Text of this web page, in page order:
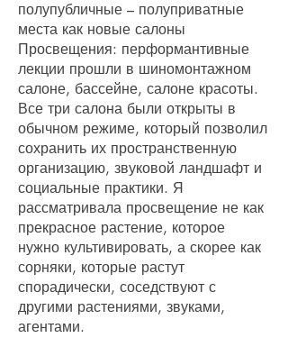
полупубличные – полуприватные
места как новые салоны
Просвещения: перформантивные
лекции прошли в шиномонтажном
салоне, бассейне, салоне красоты.
Все три салона были открыты в
обычном режиме, который позволил
сохранить их пространственную
организацию, звуковой ландшафт и
социальные практики. Я
рассматривала просвещение не как
прекрасное растение, которое
нужно культивировать, а скорее как
сорняки, которые растут
спорадически, соседствуют с
другими растениями, звуками,
агентами.